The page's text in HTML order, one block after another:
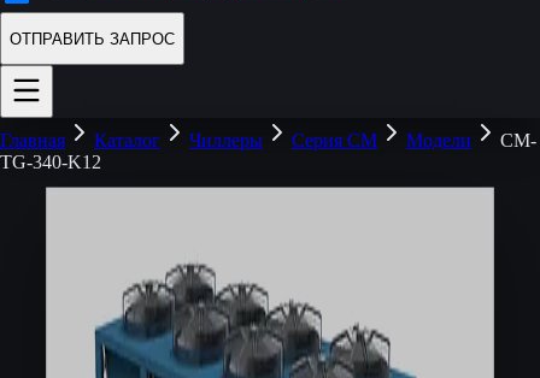
ОТПРАВИТЬ ЗАПРОС
Главная Каталог Чиллеры Серия CM Модели
CM-
TG-340-K12